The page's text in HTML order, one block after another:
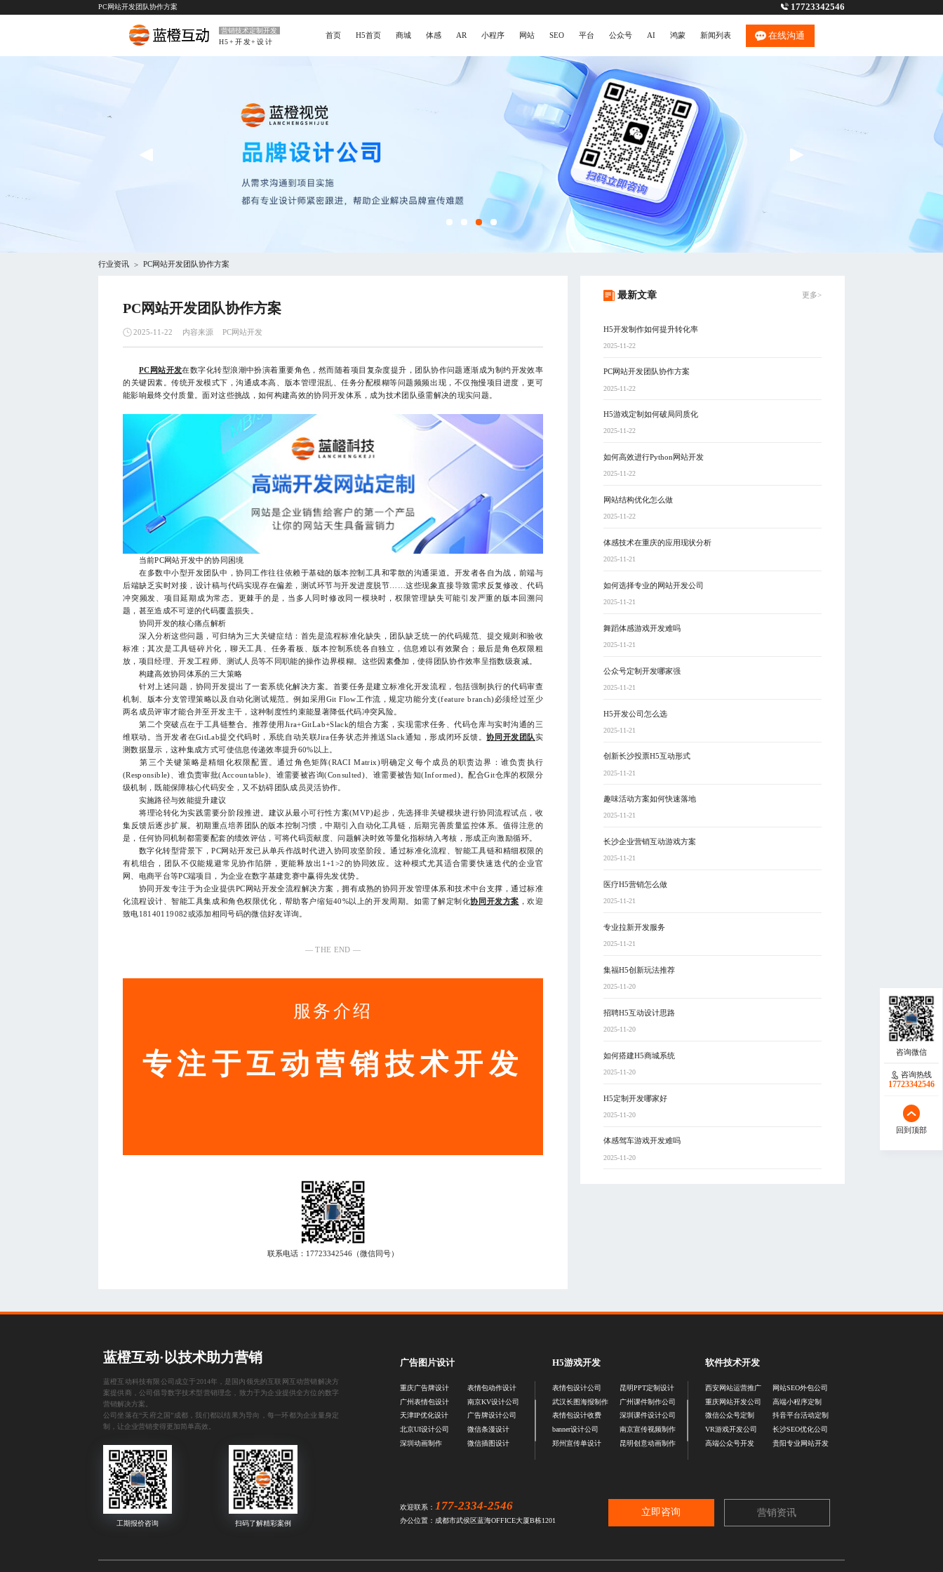
PC网站开发团队协作方案 17723342546
营销技术定制开发
H5+开发+设计
首页 H5首页 商城 体感 AR 小程序 网站 SEO 平台 公众号 AI 鸿蒙 新闻列表 在线沟通
行业资讯 > PC网站开发团队协作方案
PC网站开发团队协作方案
2025-11-22 内容来源 PC网站开发
PC网站开发在数字化转型浪潮中扮演着重要角色，然而随着项目复杂度提升，团队协作问题逐渐成为制约开发效率
的关键因素。传统开发模式下，沟通成本高、版本管理混乱、任务分配模糊等问题频频出现，不仅拖慢项目进度，更可
能影响最终交付质量。面对这些挑战，如何构建高效的协同开发体系，成为技术团队亟需解决的现实问题。
当前PC网站开发中的协同困境
在多数中小型开发团队中，协同工作往往依赖于基础的版本控制工具和零散的沟通渠道。开发者各自为战，前端与
后端缺乏实时对接，设计稿与代码实现存在偏差，测试环节与开发进度脱节……这些现象直接导致需求反复修改、代码
冲突频发、项目延期成为常态。更棘手的是，当多人同时修改同一模块时，权限管理缺失可能引发严重的版本回溯问
题，甚至造成不可逆的代码覆盖损失。
协同开发的核心痛点解析
深入分析这些问题，可归纳为三大关键症结：首先是流程标准化缺失，团队缺乏统一的代码规范、提交规则和验收
标准；其次是工具链碎片化，聊天工具、任务看板、版本控制系统各自独立，信息难以有效聚合；最后是角色权限粗
放，项目经理、开发工程师、测试人员等不同职能的操作边界模糊。这些因素叠加，使得团队协作效率呈指数级衰减。
构建高效协同体系的三大策略
针对上述问题，协同开发提出了一套系统化解决方案。首要任务是建立标准化开发流程，包括强制执行的代码审查
机制、版本分支管理策略以及自动化测试规范。例如采用Git Flow工作流，规定功能分支(feature branch)必须经过至少
两名成员评审才能合并至开发主干，这种制度性约束能显著降低代码冲突风险。
第二个突破点在于工具链整合。推荐使用Jira+GitLab+Slack的组合方案，实现需求任务、代码仓库与实时沟通的三
维联动。当开发者在GitLab提交代码时，系统自动关联Jira任务状态并推送Slack通知，形成闭环反馈。协同开发团队实
测数据显示，这种集成方式可使信息传递效率提升60%以上。
第三个关键策略是精细化权限配置。通过角色矩阵(RACI Matrix)明确定义每个成员的职责边界：谁负责执行
(Responsible)、谁负责审批(Accountable)、谁需要被咨询(Consulted)、谁需要被告知(Informed)。配合Git仓库的权限分
级机制，既能保障核心代码安全，又不妨碍团队成员灵活协作。
实施路径与效能提升建议
将理论转化为实践需要分阶段推进。建议从最小可行性方案(MVP)起步，先选择非关键模块进行协同流程试点，收
集反馈后逐步扩展。初期重点培养团队的版本控制习惯，中期引入自动化工具链，后期完善质量监控体系。值得注意的
是，任何协同机制都需要配套的绩效评估，可将代码贡献度、问题解决时效等量化指标纳入考核，形成正向激励循环。
数字化转型背景下，PC网站开发已从单兵作战时代进入协同攻坚阶段。通过标准化流程、智能工具链和精细权限的
有机组合，团队不仅能规避常见协作陷阱，更能释放出1+1>2的协同效应。这种模式尤其适合需要快速迭代的企业官
网、电商平台等PC端项目，为企业在数字基建竞赛中赢得先发优势。
协同开发专注于为企业提供PC网站开发全流程解决方案，拥有成熟的协同开发管理体系和技术中台支撑，通过标准
化流程设计、智能工具集成和角色权限优化，帮助客户缩短40%以上的开发周期。如需了解定制化协同开发方案 ，欢迎
致电18140119082或添加相同号码的微信好友详询。
— THE END —
服务介绍
专注于互动营销技术开发
联系电话： 17723342546 （微信同号）
最新文章 更多>
H5开发制作如何提升转化率
2025-11-22
PC网站开发团队协作方案
2025-11-22
H5游戏定制如何破局同质化
2025-11-22
如何高效进行Python网站开发
2025-11-22
网站结构优化怎么做
2025-11-22
体感技术在重庆的应用现状分析
2025-11-21
如何选择专业的网站开发公司
2025-11-21
舞蹈体感游戏开发难吗
2025-11-21
公众号定制开发哪家强
2025-11-21
H5开发公司怎么选
2025-11-21
创新长沙投票H5互动形式
2025-11-21
趣味活动方案如何快速落地
2025-11-21
长沙企业营销互动游戏方案
2025-11-21
医疗H5营销怎么做
2025-11-21
专业拉新开发服务
2025-11-21
集福H5创新玩法推荐
2025-11-20
招聘H5互动设计思路
2025-11-20
如何搭建H5商城系统
2025-11-20
H5定制开发哪家好
2025-11-20
体感驾车游戏开发难吗
2025-11-20
咨询热线
17723342546
回到顶部
蓝橙互动·以技术助力营销
蓝橙互动科技有限公司成立于2014年，是国内领先的互联网互动营销解决方
案提供商，公司倡导数字技术型营销理念，致力于为企业提供全方位的数字
营销解决方案。
公司坐落在“天府之国”成都，我们都以结果为导向，每一环都为企业量身定
制，让企业营销变得更加简单高效。
广告图片设计
重庆广告牌设计
广州表情包设计
天津IP优化设计
北京UI设计公司
深圳动画制作
表情包动作设计
南京KV设计公司
广告牌设计公司
微信条漫设计
微信插图设计
H5游戏开发
表情包设计公司
武汉长图海报制作
表情包设计收费
banner设计公司
郑州宣传单设计
昆明PPT定制设计
广州课件制作公司
深圳课件设计公司
南京宣传视频制作
昆明创意动画制作
软件技术开发
西安网站运营推广
重庆网站开发公司
微信公众号定制
VR游戏开发公司
高端公众号开发
网站SEO外包公司
高端小程序定制
抖音平台活动定制
长沙SEO优化公司
贵阳专业网站开发
欢迎联系： 177-2334-2546
办公位置：成都市武侯区蓝海OFFICE大厦B栋1201
立即咨询 营销资讯